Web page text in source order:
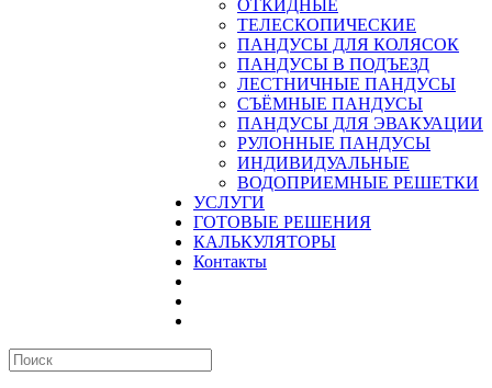
ОТКИДНЫЕ
ТЕЛЕСКОПИЧЕСКИЕ
ПАНДУСЫ ДЛЯ КОЛЯСОК
ПАНДУСЫ В ПОДЪЕЗД
ЛЕСТНИЧНЫЕ ПАНДУСЫ
CЪЁМНЫЕ ПАНДУСЫ
ПАНДУСЫ ДЛЯ ЭВАКУАЦИИ
РУЛОННЫЕ ПАНДУСЫ
ИНДИВИДУАЛЬНЫЕ
ВОДОПРИЕМНЫЕ РЕШЕТКИ
УСЛУГИ
ГОТОВЫЕ РЕШЕНИЯ
КАЛЬКУЛЯТОРЫ
Контакты